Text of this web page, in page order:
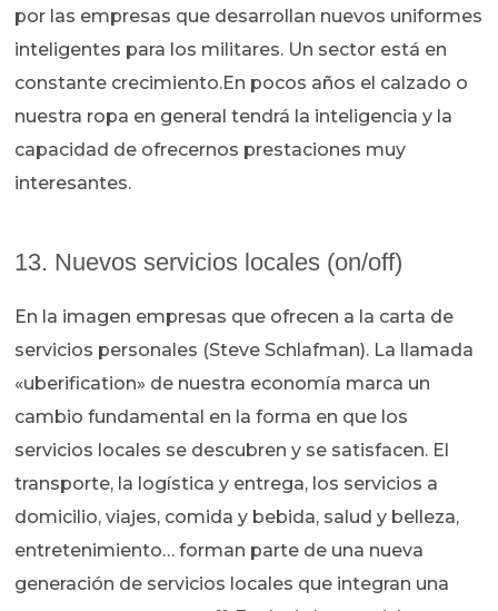
por las empresas que desarrollan nuevos uniformes
inteligentes para los militares. Un sector está en
constante crecimiento.En pocos años el calzado o
nuestra ropa en general tendrá la inteligencia y la
capacidad de ofrecernos prestaciones muy
interesantes.
13. Nuevos servicios locales (on/off)
En la imagen empresas que ofrecen a la carta de
servicios personales (Steve Schlafman). La llamada
«uberification» de nuestra economía marca un
cambio fundamental en la forma en que los
servicios locales se descubren y se satisfacen. El
transporte, la logística y entrega, los servicios a
domicilio, viajes, comida y bebida, salud y belleza,
entretenimiento… forman parte de una nueva
generación de servicios locales que integran una